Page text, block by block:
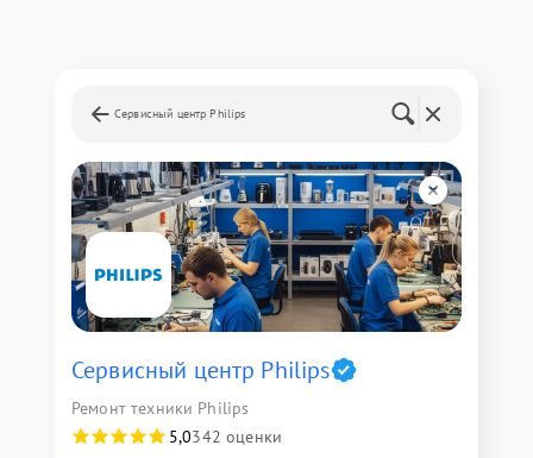
Сервисный центр Philips
Сервисный центр Philips
Ремонт техники Philips
5,0342 оценки